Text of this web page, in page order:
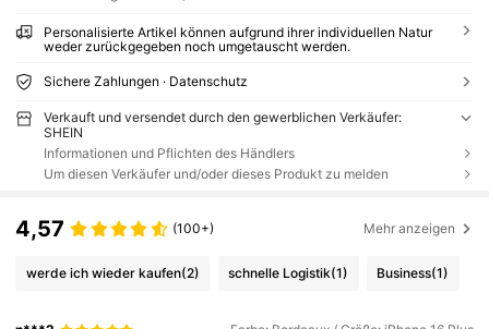
Personalisierte Artikel können aufgrund ihrer individuellen Natur
weder zurückgegeben noch umgetauscht werden.
Sichere Zahlungen · Datenschutz
Verkauft und versendet durch den gewerblichen Verkäufer:
SHEIN
Informationen und Pflichten des Händlers
Um diesen Verkäufer und/oder dieses Produkt zu melden
4,57 (100+) Mehr anzeigen
werde ich wieder kaufen(2) schnelle Logistik(1) Business(1)